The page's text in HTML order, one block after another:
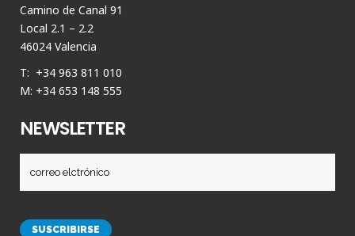
Camino de Canal 91
Local 2.1 – 2.2
46024 Valencia
T: +34 963 811 010
M: +34 653 148 555
NEWSLETTER